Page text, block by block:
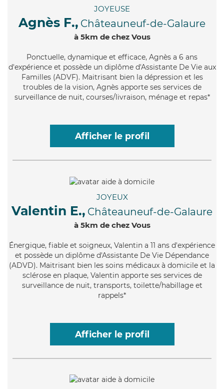
JOYEUSE
Agnès F., Châteauneuf-de-Galaure
à 5km de chez Vous
Ponctuelle, dynamique et efficace, Agnès a 6 ans
d'expérience et possède un diplôme d'Assistante De Vie aux
Familles (ADVF). Maitrisant bien la dépression et les
troubles de la vision, Agnès apporte ses services de
surveillance de nuit, courses/livraison, ménage et repas*
Afficher le profil
JOYEUX
Valentin E., Châteauneuf-de-Galaure
à 5km de chez Vous
Énergique, fiable et soigneux, Valentin a 11 ans d'expérience
et possède un diplôme d'Assistante De Vie Dépendance
(ADVD). Maitrisant bien les soins médicaux à domicile et la
sclérose en plaque, Valentin apporte ses services de
surveillance de nuit, transports, toilette/habillage et
rappels*
Afficher le profil